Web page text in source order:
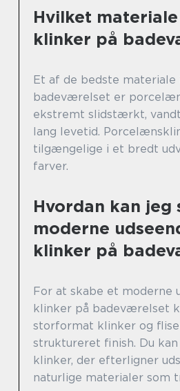
Hvilket
klinker på
Et af de bedste
badeværelset er
ekstremt slidstærkt,
lang levetid.
tilgængelige i et bredt
farver.
Hvordan kan jeg
moderne
klinker på
For at skabe et moderne
klinker på badeværelset
storformat klinker og
struktureret finish. Du
klinker, der efterligner
naturlige materialer som